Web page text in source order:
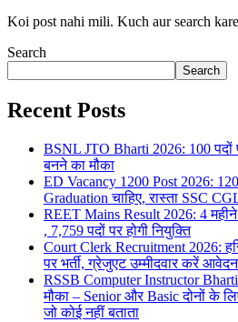
Koi post nahi mili. Kuch aur search
Search
Search
Recent Posts
BSNL JTO Bharti 2026: 100 पदों
बनने का मौका
ED Vacancy 1200 Post 2026:
Graduation चाहिए, रास्ता SSC
REET Mains Result 2026: 4
, 7,759 पदों पर होगी नियुक्ति
Court Clerk Recruitment 2026:
पर भर्ती, ग्रेजुएट उम्मीदवार करें आवेदन
RSSB Computer Instructor
मौका – Senior और Basic दोनों के
जो कोई नहीं बताता